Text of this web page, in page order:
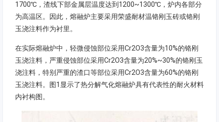
1700℃，渣线下部金属层温度达到1200~1300℃，炉内各部分
为高温区。因此，熔融炉主要采用荣盛耐材温铬刚玉砖或铬刚
玉浇注料作为衬里。
在实际熔融炉中，轻微侵蚀部位采用Cr2O3含量为10%的铬刚
玉浇注料，严重侵蚀部位采用Cr2O3含量为20%~30%的铬刚玉
浇注料，特别严重的渣口等部位采用Cr2O3含量为60%的铬刚
玉浇注料。图1显示了热分解气化熔融炉具有代表性的耐火材料
内衬构图。